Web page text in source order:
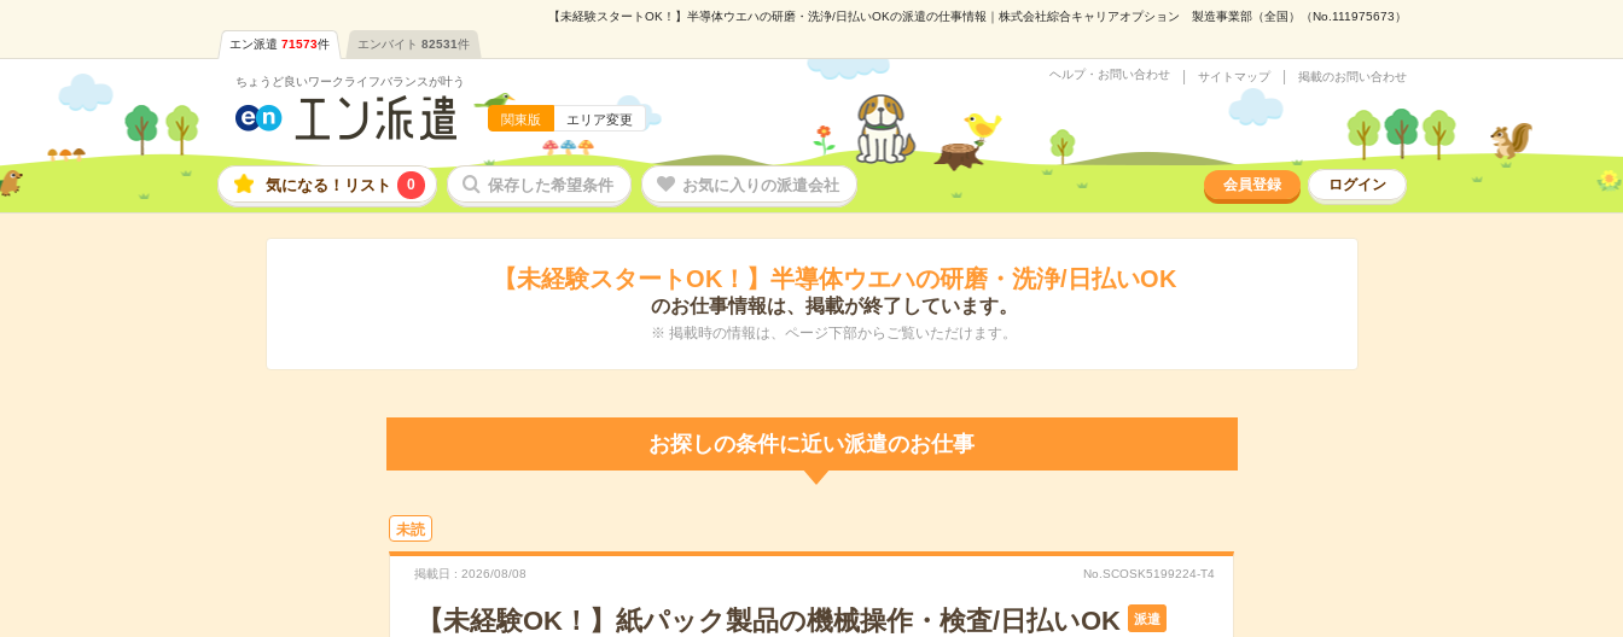
【未経験スタートOK！】半導体ウエハの研磨・洗浄/日払いOKの派遣の仕事情報｜株式会社綜合キャリアオプション 製造事業部（全国）（No.111975673）
エン派遣 71573件 エンバイト 82531件
ちょうど良いワークライフバランスが叶う
関東版 エリア変更
ヘルプ・お問い合わせ サイトマップ 掲載のお問い合わせ
気になる！リスト 0 保存した希望条件 お気に入りの派遣会社 会員登録 ログイン
【未経験スタートOK！】半導体ウエハの研磨・洗浄/日払いOK
のお仕事情報は、掲載が終了しています。
※ 掲載時の情報は、ページ下部からご覧いただけます。
お探しの条件に近い派遣のお仕事
未読
掲載日 2026/08/08 No.SCOSK5199224-T4
【未経験OK！】紙パック製品の機械操作・検査/日払いOK 派遣